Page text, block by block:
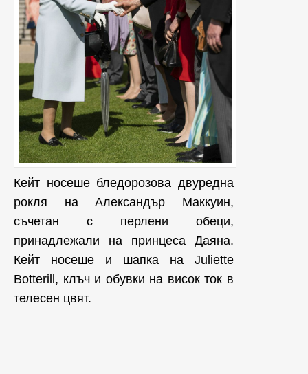
Кейт носеше бледорозова двуредна
рокля на Александър Маккуин,
съчетан с перлени обеци,
принадлежали на принцеса Даяна.
Кейт носеше и шапка на Juliette
Botterill, клъч и обувки на висок ток в
телесен цвят.